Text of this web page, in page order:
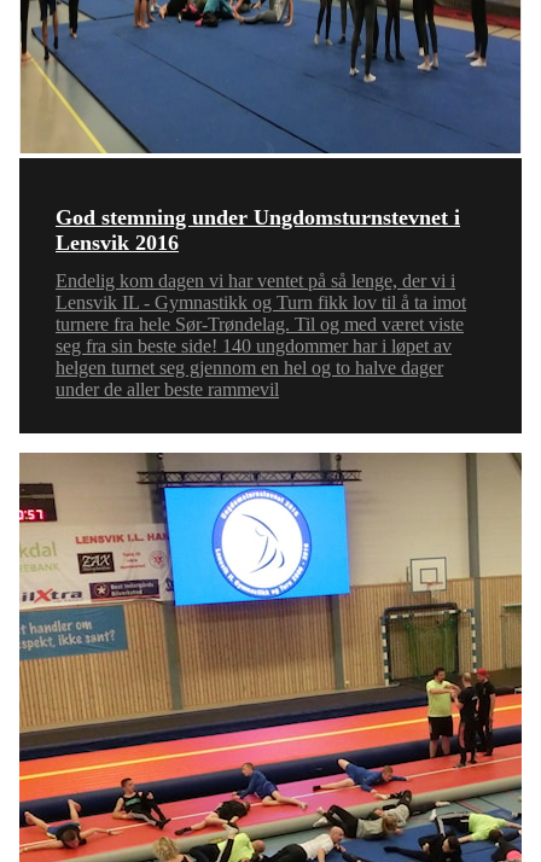
God stemning under Ungdomsturnstevnet i
Lensvik 2016
Endelig kom dagen vi har ventet på så lenge, der vi i
Lensvik IL - Gymnastikk og Turn fikk lov til å ta imot
turnere fra hele Sør-Trøndelag. Til og med været viste
seg fra sin beste side! 140 ungdommer har i løpet av
helgen turnet seg gjennom en hel og to halve dager
under de aller beste rammevil